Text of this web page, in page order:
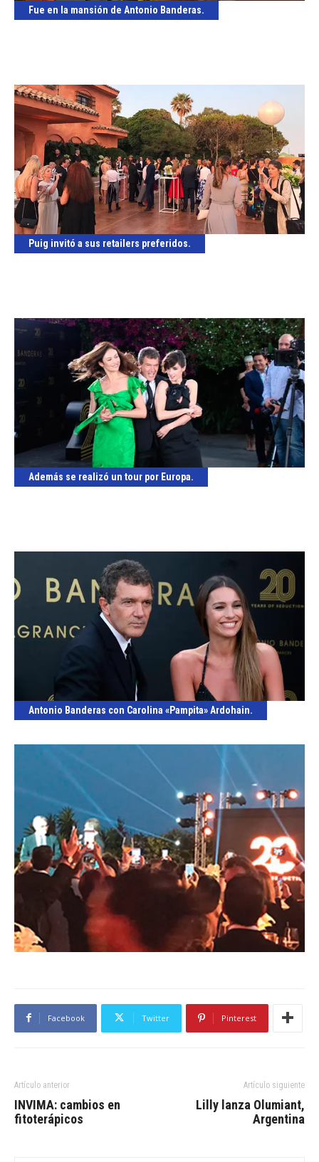
Fue en la mansión de Antonio Banderas.
Puig invitó a sus retailers preferidos.
Además se realizó un tour por Europa.
Antonio Banderas con Carolina «Pampita» Ardohain.
Facebook Twitter Pinterest
Artículo anterior
INVIMA: cambios en
fitoterápicos
Artículo siguiente
Lilly lanza Olumiant,
Argentina